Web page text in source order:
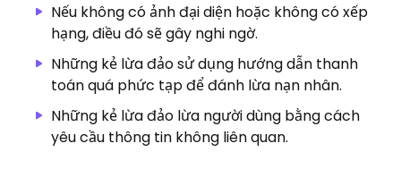
Nếu không có ảnh đại diện hoặc không có xếp
hạng, điều đó sẽ gây nghi ngờ.
Những kẻ lừa đảo sử dụng hướng dẫn thanh
toán quá phức tạp để đánh lừa nạn nhân.
Những kẻ lừa đảo lừa người dùng bằng cách
yêu cầu thông tin không liên quan.